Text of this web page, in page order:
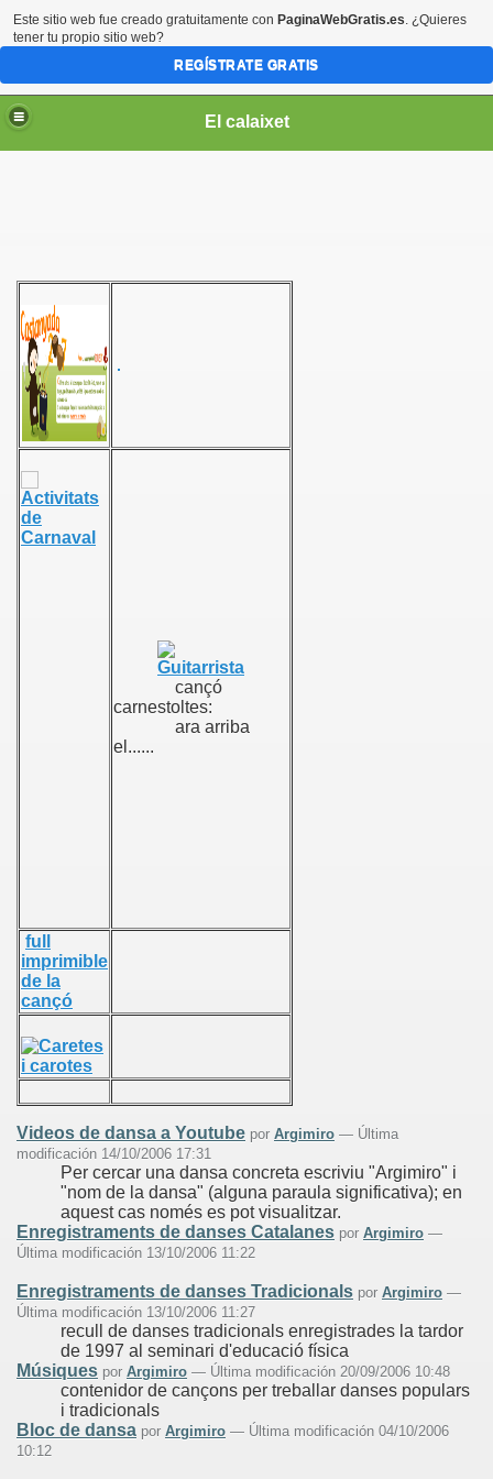
El calaixet
cançó
carnestoltes:
ara arriba
el......
full
imprimible
de la
cançó
Videos de dansa a Youtube por Argimiro — Última
modificación 14/10/2006 17:31
Per cercar una dansa concreta escriviu "Argimiro" i
"nom de la dansa" (alguna paraula significativa); en
aquest cas només es pot visualitzar.
Enregistraments de danses Catalanes por Argimiro —
Última modificación 13/10/2006 11:22
Enregistraments de danses Tradicionals por Argimiro —
Última modificación 13/10/2006 11:27
recull de danses tradicionals enregistrades la tardor
de 1997 al seminari d'educació física
Músiques por Argimiro — Última modificación 20/09/2006 10:48
contenidor de cançons per treballar danses populars
i tradicionals
Bloc de dansa por Argimiro — Última modificación 04/10/2006
10:12
EN CASTELLÀ
Este sitio web fue creado gratuitamente con PaginaWebGratis.es. ¿Quieres
tener tu propio sitio web?
REGÍSTRATE GRATIS